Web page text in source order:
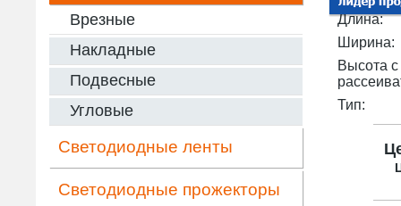
Врезные
Накладные
Подвесные
Угловые
Светодиодные ленты
Светодиодные прожекторы
Длина:
Ширина:
Высота с
Тип: